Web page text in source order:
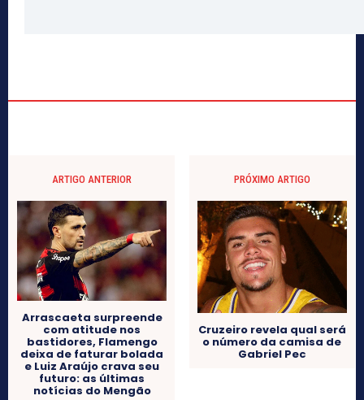
ARTIGO ANTERIOR
Arrascaeta surpreende
com atitude nos
bastidores, Flamengo
deixa de faturar bolada
e Luiz Araújo crava seu
futuro: as últimas
notícias do Mengão
PRÓXIMO ARTIGO
Cruzeiro revela qual será
o número da camisa de
Gabriel Pec